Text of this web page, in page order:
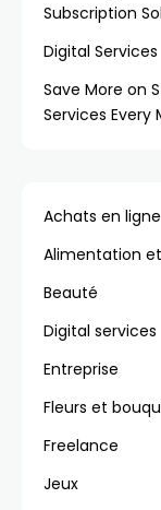
Subscription
Digital Services
Save More on
Services Every
Achats en ligne
Alimentation
Beauté
Digital services
Entreprise
Fleurs et
Freelance
Jeux